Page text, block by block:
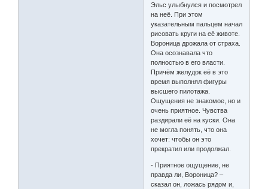
Эльс улыбнулся и посмотрел
на неё. При этом
указательным пальцем начал
рисовать круги на её животе.
Вороница дрожала от страха.
Она осознавала что
полностью в его власти.
Причём желудок её в это
время выполнял фигуры
высшего пилотажа.
Ощущения не знакомое, но и
очень приятное. Чувства
раздирали её на куски. Она
не могла понять, что она
хочет: чтобы он это
прекратил или продолжал.
- Приятное ощущение, не
правда ли, Вороница? –
сказал он, ложась рядом и,